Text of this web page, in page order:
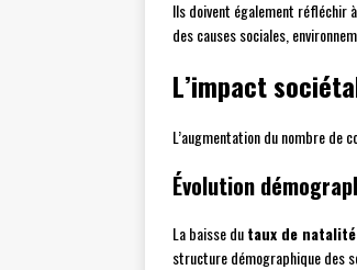
Ils doivent également réfléchir
des causes sociales,
L’impact
L’augmentation du nombre de
Évolution
La baisse dutaux de natalité
structure démographique des